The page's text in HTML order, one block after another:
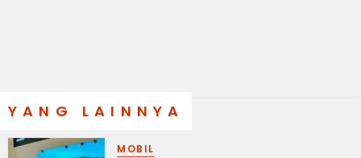
YANG LAINNYA
MOBIL